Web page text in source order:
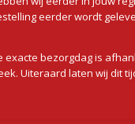
✓Op
eerder wordt
exacte bezorgdag is
Uiteraard laten wij dit